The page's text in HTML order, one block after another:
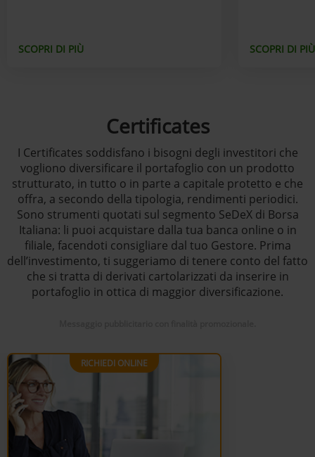
SCOPRI DI PIÙ SCOPRI DI PIÙ
Certificates
I Certificates soddisfano i bisogni degli investitori che
vogliono diversificare il portafoglio con un prodotto
strutturato, in tutto o in parte a capitale protetto e che
offra, a secondo della tipologia, rendimenti periodici.
Sono strumenti quotati sul segmento SeDeX di Borsa
Italiana: li puoi acquistare dalla tua banca online o in
filiale, facendoti consigliare dal tuo Gestore. Prima
dell’investimento, ti suggeriamo di tenere conto del fatto
che si tratta di derivati cartolarizzati da inserire in
portafoglio in ottica di maggior diversificazione.
RICHIEDI ONLINE